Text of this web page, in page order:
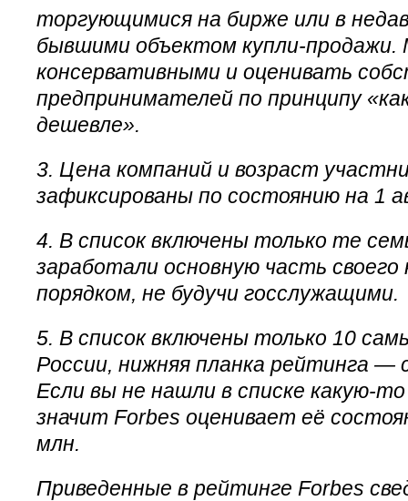
торгующимися на бирже или в
бывшими объектом купли-
консервативными и оценивать
предпринимателей по принципу
дешевле».
3. Цена компаний и возраст
зафиксированы по состоянию на 1
4. В список включены только те
заработали основную часть
порядком, не будучи госслужащими.
5. В список включены только 10
России, нижняя планка рейтинга —
Если вы не нашли в списке какую-
значит Forbes оценивает её
млн.
Приведенные в рейтинге Forbes